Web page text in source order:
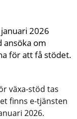
2026
ansöka om
för att få stödet.
växa-stöd tas
finns e-tjänsten
2026.